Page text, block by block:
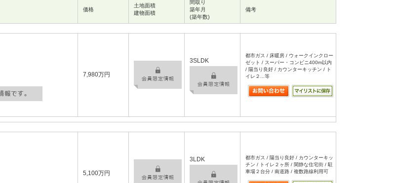
価格
土地面積
建物面積
間取り
築年月
(築年数)
備考
7,980万円
3SLDK
都市ガス / 床暖房 / ウォークインクロー
ゼット / スーパー・コンビニ400m以内
/ 陽当り良好 / カウンターキッチン / ト
イレ２...等
5,100万円
3LDK
都市ガス / 陽当り良好 / カウンターキッ
チン / トイレ２ヶ所 / 閑静な住宅街 / 駐
車場２台分 / 南道路 / 複数路線利用可